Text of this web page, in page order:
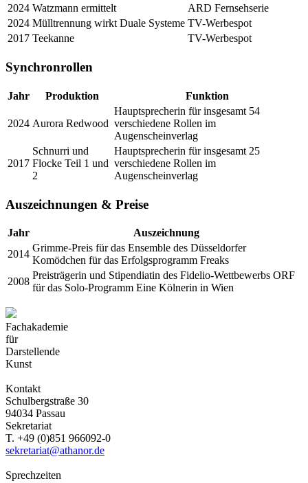
2024 Watzmann ermittelt
ARD Fernsehserie
2024 Mülltrennung wirkt Duale Systeme TV-Werbespot
2017 Teekanne TV-Werbespot
Synchronrollen
Jahr Produktion Funktion
2024 Aurora Redwood
Hauptsprecherin für insgesamt 54
verschiedene Rollen im
Augenscheinverlag
2017
Schnurri und
Flocke Teil 1 und
2
Hauptsprecherin für insgesamt 25
verschiedene Rollen im
Augenscheinverlag
Auszeichnungen & Preise
Jahr
Auszeichnung
2014
Grimme-Preis für das Ensemble des Düsseldorfer
Komödchen für das Erfolgsprogramm Freaks
2008
Preisträgerin und Stipendiatin des Fidelio-Wettbewerbs ORF
für das Solo-Programm Eine Kölnerin in Wien
Fachakademie
für
Darstellende
Kunst
Kontakt
Schulbergstraße 30
94034 Passau
Sekretariat
T. +49 (0)851 966092-0
sekretariat@athanor.de
Sprechzeiten